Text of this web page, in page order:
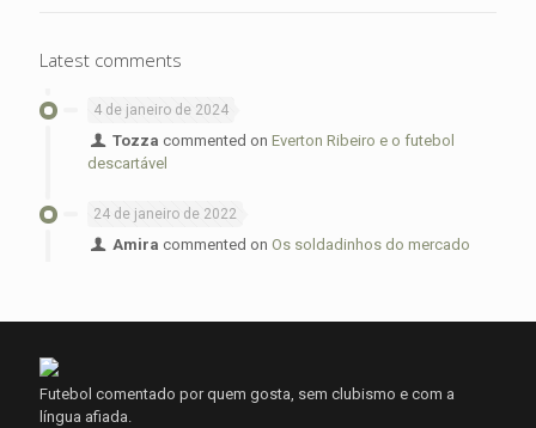
Latest comments
4 de janeiro de 2024
Tozza commented onEverton Ribeiro e o futebol
descartável
24 de janeiro de 2022
Amira commented onOs soldadinhos do mercado
Futebol comentado por quem gosta, sem clubismo e com a
língua afiada.